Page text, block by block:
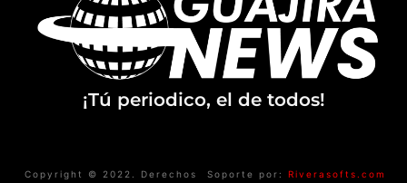
¡Tú periodico, el de todos!
Copyright © 2022. Derechos
Soporte por: Riverasofts.com